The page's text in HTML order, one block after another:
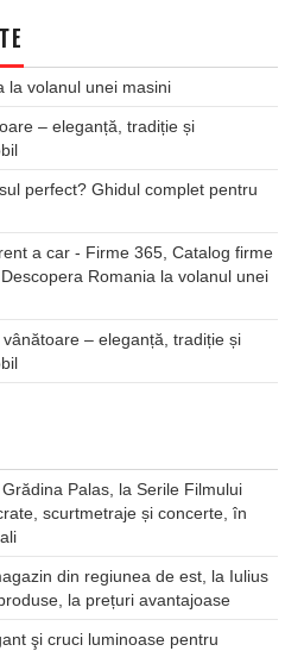
la volanul unei masini
– eleganță, tradiție și
perfect? Ghidul complet pentru
a car - Firme 365, Catalog firme
Descopera Romania la volanul unei
– eleganță, tradiție și
Palas, la Serile Filmului
scurtmetraje și concerte, în
din regiunea de est, la Iulius
la prețuri avantajoase
şi cruci luminoase pentru